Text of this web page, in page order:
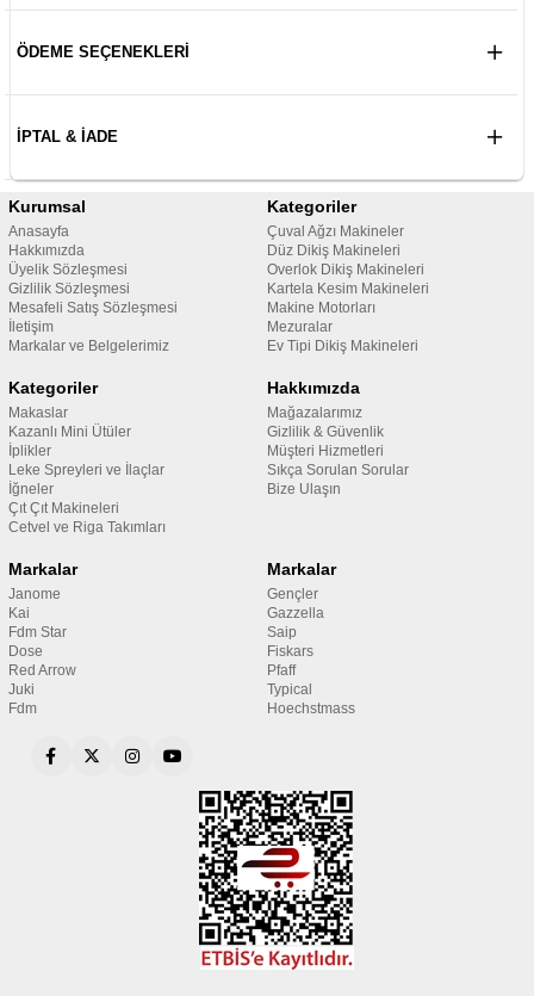
ÖDEME SEÇENEKLERI
İPTAL & İADE
Kurumsal
Anasayfa
Hakkımızda
Üyelik Sözleşmesi
Gizlilik Sözleşmesi
Mesafeli Satış Sözleşmesi
İletişim
Markalar ve Belgelerimiz
Kategoriler
Çuval Ağzı Makineler
Düz Dikiş Makineleri
Overlok Dikiş Makineleri
Kartela Kesim Makineleri
Makine Motorları
Mezuralar
Ev Tipi Dikiş Makineleri
Kategoriler
Makaslar
Kazanlı Mini Ütüler
İplikler
Leke Spreyleri ve İlaçlar
İğneler
Çıt Çıt Makineleri
Cetvel ve Riga Takımları
Hakkımızda
Mağazalarımız
Gizlilik & Güvenlik
Müşteri Hizmetleri
Sıkça Sorulan Sorular
Bize Ulaşın
Markalar
Janome
Kai
Fdm Star
Dose
Red Arrow
Juki
Fdm
Markalar
Gençler
Gazzella
Saip
Fiskars
Pfaff
Typical
Hoechstmass